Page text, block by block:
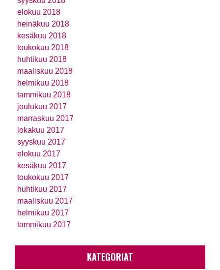
elokuu 2018
heinäkuu 2018
kesäkuu 2018
toukokuu 2018
huhtikuu 2018
maaliskuu 2018
helmikuu 2018
tammikuu 2018
joulukuu 2017
marraskuu 2017
lokakuu 2017
syyskuu 2017
elokuu 2017
kesäkuu 2017
toukokuu 2017
huhtikuu 2017
maaliskuu 2017
helmikuu 2017
tammikuu 2017
KATEGORIAT